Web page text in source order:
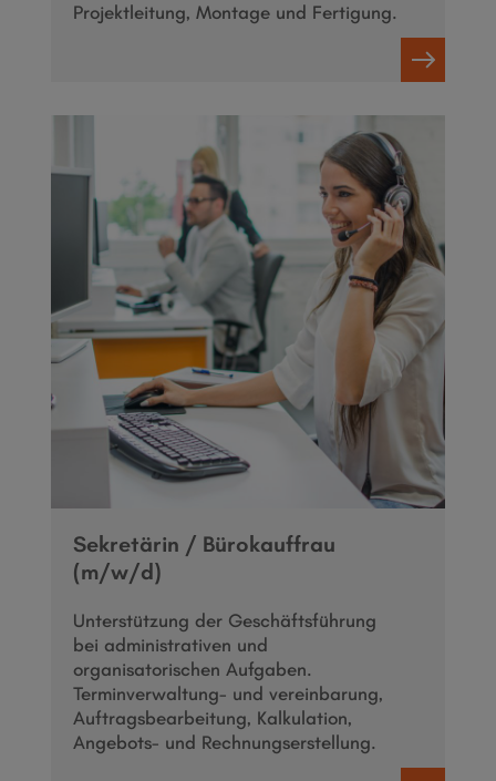
Projektleitung, Montage und Fertigung.
Sekretärin / Bürokauffrau
(m/w/d)
Unterstützung der Geschäftsführung
bei administrativen und
organisatorischen Aufgaben.
Terminverwaltung- und vereinbarung,
Auftragsbearbeitung, Kalkulation,
Angebots- und Rechnungserstellung.